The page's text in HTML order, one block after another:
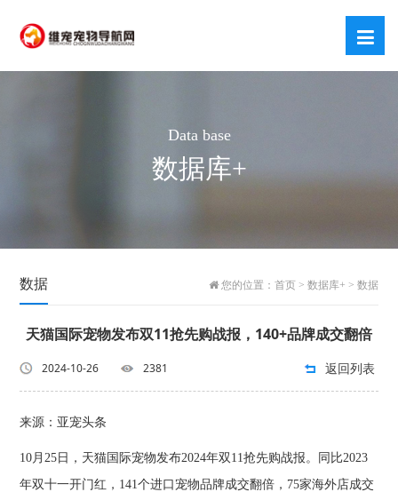
Data base
数据库+
数据 您的位置： 首页> 数据库+ > 数据
天猫国际宠物发布双11抢先购战报，140+品牌成交翻倍
2024-10-26 2381 返回列表
来源：亚宠头条
10月25日，天猫国际宠物发布2024年双11抢先购战报。同比2023
年双十一开门红，141个进口宠物品牌成交翻倍，75家海外店成交